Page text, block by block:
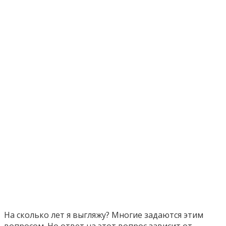
На сколько лет я выгляжу? Многие задаются этим